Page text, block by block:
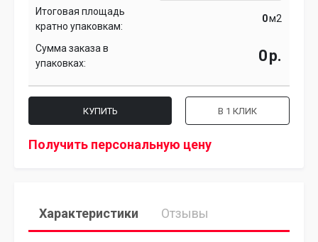
Итоговая площадь
кратно упаковкам:
м2
Сумма заказа в
упаковках:
р.
КУПИТЬ В 1 КЛИК
Получить персональную цену
Характеристики Отзывы